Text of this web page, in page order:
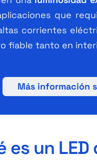
que
corrientes
fiable tanto en
Más información
es un